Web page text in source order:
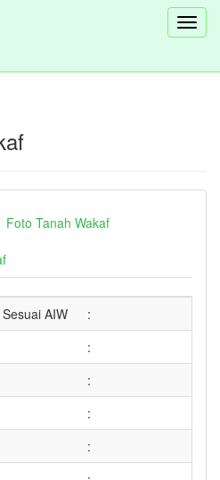
Foto Tanah Wakaf
AIW
:
:
:
:
: